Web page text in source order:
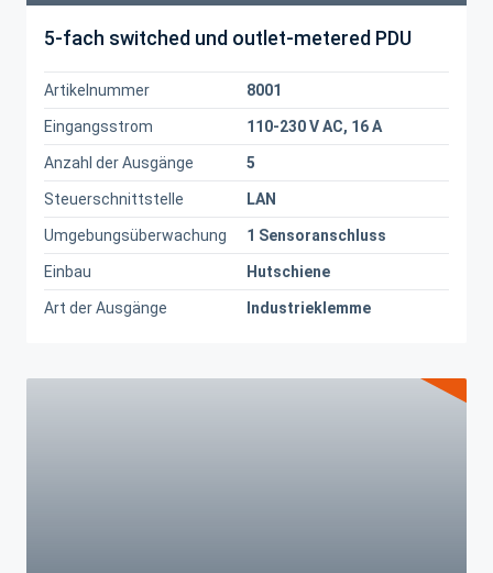
5-fach switched und outlet-metered PDU
Artikelnummer 8001
Eingangsstrom 110-230 V AC, 16 A
Anzahl der Ausgänge 5
Steuerschnittstelle LAN
Umgebungsüberwachung 1 Sensoranschluss
Einbau Hutschiene
Art der Ausgänge Industrieklemme